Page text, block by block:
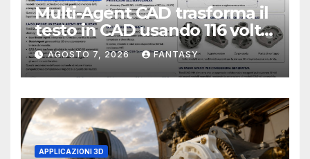
Multi-Agent CAD trasforma il
testo in CAD usando 116 volte
meno token
AGOSTO 7, 2026 FANTASY
APPLICAZIONI 3D